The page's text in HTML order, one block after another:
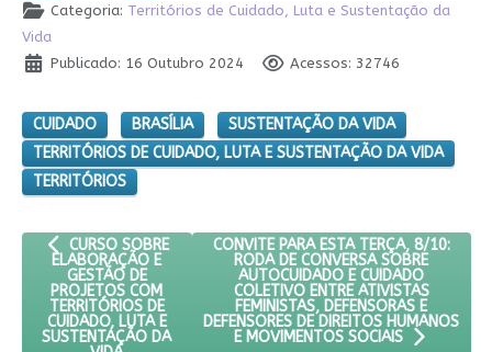
Categoria: Territórios de Cuidado, Luta e Sustentação da
Vida
Publicado: 16 Outubro 2024
Acessos: 32746
CUIDADO BRASÍLIA
SUSTENTAÇÃO DA VIDA
TERRITÓRIOS DE CUIDADO, LUTA E SUSTENTAÇÃO DA VIDA
TERRITÓRIOS
ARTIGO ANTERIOR: CURSO SOBRE ELABORAÇÃO E GESTÃO
CURSO SOBRE
ELABORAÇÃO E
GESTÃO DE
PROJETOS COM
TERRITÓRIOS DE
CUIDADO, LUTA E
SUSTENTAÇÃO DA
PRÓXIMO ARTIGO: CONVITE PARA
CONVITE PARA ESTA TERÇA, 8/10:
RODA DE CONVERSA SOBRE
AUTOCUIDADO E CUIDADO
COLETIVO ENTRE ATIVISTAS
FEMINISTAS, DEFENSORAS E
DEFENSORES DE DIREITOS HUMANOS
E MOVIMENTOS SOCIAIS